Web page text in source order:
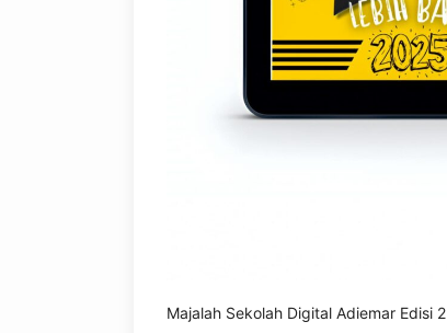
Majalah Sekolah Digital Adiemar Edisi 2